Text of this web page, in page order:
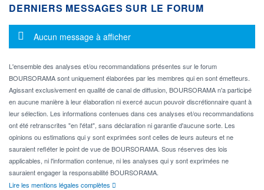
DERNIERS MESSAGES SUR LE FORUM
Message d'information
Aucun message à afficher
L'ensemble des analyses et/ou recommandations présentes sur le forum
BOURSORAMA sont uniquement élaborées par les membres qui en sont émetteurs.
Agissant exclusivement en qualité de canal de diffusion, BOURSORAMA n'a participé
en aucune manière à leur élaboration ni exercé aucun pouvoir discrétionnaire quant à
leur sélection. Les informations contenues dans ces analyses et/ou recommandations
ont été retranscrites "en l'état", sans déclaration ni garantie d'aucune sorte. Les
opinions ou estimations qui y sont exprimées sont celles de leurs auteurs et ne
sauraient refléter le point de vue de BOURSORAMA. Sous réserves des lois
applicables, ni l'information contenue, ni les analyses qui y sont exprimées ne
sauraient engager la responsabilité BOURSORAMA.
Lire les mentions légales complètes